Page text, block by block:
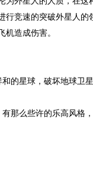
行竞速的突破外星人的
造成伤害。
星球，破坏地球卫
么些许的乐高风格